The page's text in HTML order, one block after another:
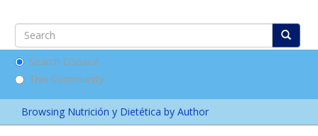
Search DSpace
This Community
Browsing Nutrición y Dietética by Author